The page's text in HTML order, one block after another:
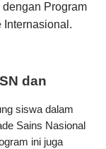
Program
Internasional.
dan
siswa dalam
Sains Nasional
ini juga